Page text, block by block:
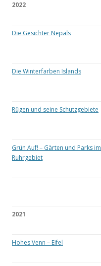
2022
Die Gesichter Nepals
Die Winterfarben Islands
Rügen und seine Schutzgebiete
Grün Auf! – Gärten und Parks im
Ruhrgebiet
2021
Hohes Venn – Eifel